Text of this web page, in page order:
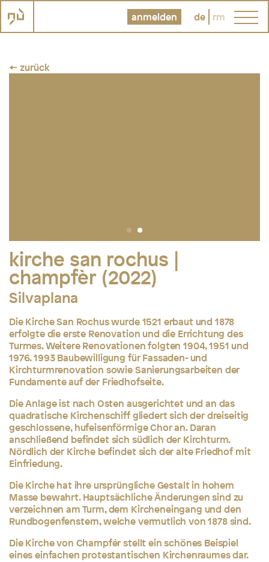
anmelden de rm
← zurück
kirche san rochus |
champfèr (2022)
Silvaplana
Die Kirche San Rochus wurde 1521 erbaut und 1878
erfolgte die erste Renovation und die Errichtung des
Turmes. Weitere Renovationen folgten 1904, 1951 und
1976. 1993 Baubewilligung für Fassaden- und
Kirchturmrenovation sowie Sanierungsarbeiten der
Fundamente auf der Friedhofseite.
Die Anlage ist nach Osten ausgerichtet und an das
quadratische Kirchenschiff gliedert sich der dreiseitig
geschlossene, hufeisenförmige Chor an. Daran
anschließend befindet sich südlich der Kirchturm.
Nördlich der Kirche befindet sich der alte Friedhof mit
Einfriedung.
Die Kirche hat ihre ursprüngliche Gestalt in hohem
Masse bewahrt. Hauptsächliche Änderungen sind zu
verzeichnen am Turm, dem Kircheneingang und den
Rundbogenfenstern, welche vermutlich von 1878 sind.
Die Kirche von Champfér stellt ein schönes Beispiel
eines einfachen protestantischen Kirchenraumes dar.